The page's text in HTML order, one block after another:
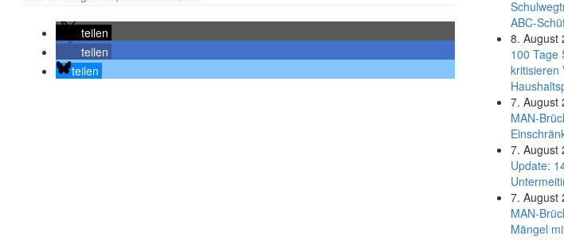
teilen
teilen
teilen
ABC-
8. August
100 Tage
kritisieren
7. August
MAN-
7. August
Update:
7. August
MAN-
Mängel